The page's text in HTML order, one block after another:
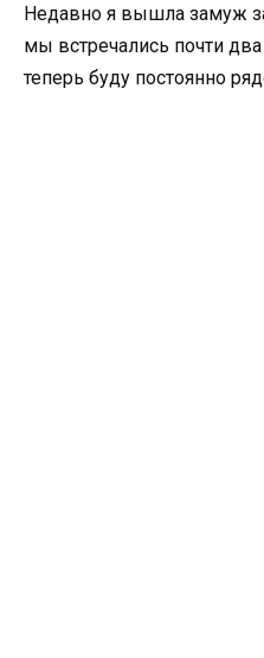
Недавно я вышла замуж
мы встречались почти два
теперь буду постоянно